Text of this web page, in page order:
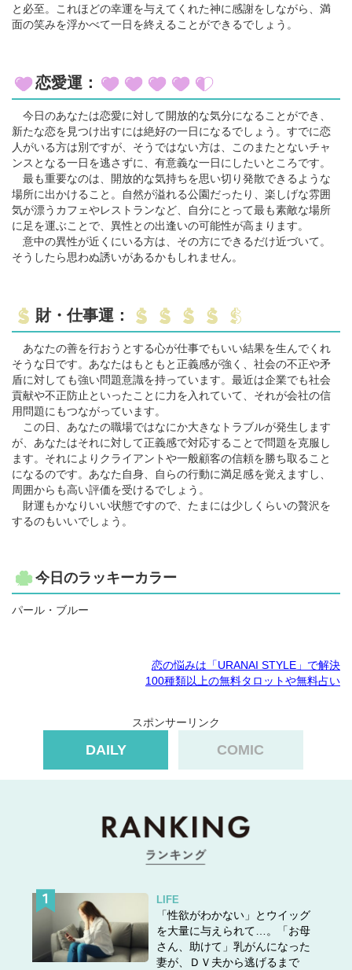
と必至。これほどの幸運を与えてくれた神に感謝をしながら、満
面の笑みを浮かべて一日を終えることができるでしょう。
恋愛運：
今日のあなたは恋愛に対して開放的な気分になることができ、
新たな恋を見つけ出すには絶好の一日になるでしょう。すでに恋
人がいる方は別ですが、そうではない方は、このまたとないチャ
ンスとなる一日を逃さずに、有意義な一日にしたいところです。
最も重要なのは、開放的な気持ちを思い切り発散できるような
場所に出かけること。自然が溢れる公園だったり、楽しげな雰囲
気が漂うカフェやレストランなど、自分にとって最も素敵な場所
に足を運ぶことで、異性との出逢いの可能性が高まります。
意中の異性が近くにいる方は、その方にできるだけ近づいて。
そうしたら思わぬ誘いがあるかもしれません。
財・仕事運：
あなたの善を行おうとする心が仕事でもいい結果を生んでくれ
そうな日です。あなたはもともと正義感が強く、社会の不正や矛
盾に対しても強い問題意識を持っています。最近は企業でも社会
貢献や不正防止といったことに力を入れていて、それが会社の信
用問題にもつながっています。
この日、あなたの職場ではなにか大きなトラブルが発生します
が、あなたはそれに対して正義感で対応することで問題を克服し
ます。それによりクライアントや一般顧客の信頼を勝ち取ること
になるのです。あなた自身、自らの行動に満足感を覚えますし、
周囲からも高い評価を受けるでしょう。
財運もかなりいい状態ですので、たまには少しくらいの贅沢を
するのもいいでしょう。
今日のラッキーカラー
パール・ブルー
恋の悩みは「URANAI STYLE」で解決
100種類以上の無料タロットや無料占い
スポンサーリンク
DAILY COMIC
LIFE
「性欲がわかない」とウイッグ
を大量に与えられて…。「お母
さん、助けて」乳がんになった
妻が、ＤＶ夫から逃げるまで